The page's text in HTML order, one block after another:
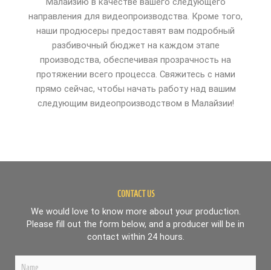
направления для видеопроизводства. Кроме того,
наши продюсеры предоставят вам подробный
разбивочный бюджет на каждом этапе
производства, обеспечивая прозрачность на
протяжении всего процесса. Свяжитесь с нами
прямо сейчас, чтобы начать работу над вашим
следующим видеопроизводством в Малайзии!
CONTACT US
We would love to know more about your production.
Please fill out the form below, and a producer will be in
contact within 24 hours.